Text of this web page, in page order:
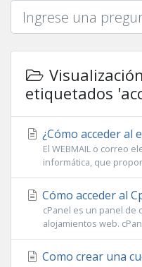
etiquetados
¿Cómo acceder al
El WEBMAIL o correo
informática, que
Cómo acceder al
cPanel es un panel
alojamientos web.
Como crear una